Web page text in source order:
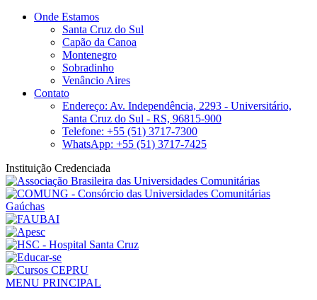
Onde Estamos
Santa Cruz do Sul
Capão da Canoa
Montenegro
Sobradinho
Venâncio Aires
Contato
Endereço: Av. Independência, 2293 - Universitário,
Santa Cruz do Sul - RS, 96815-900
Telefone: +55 (51) 3717-7300
WhatsApp: +55 (51) 3717-7425
Instituição Credenciada
MENU PRINCIPAL